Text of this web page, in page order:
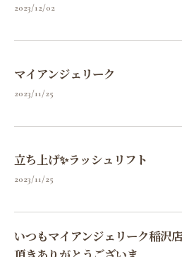
2023/12/02
マイアンジェリーク
2023/11/25
立ち上げ✨ラッシュリフト
2023/11/25
いつもマイアンジェリーク稲沢